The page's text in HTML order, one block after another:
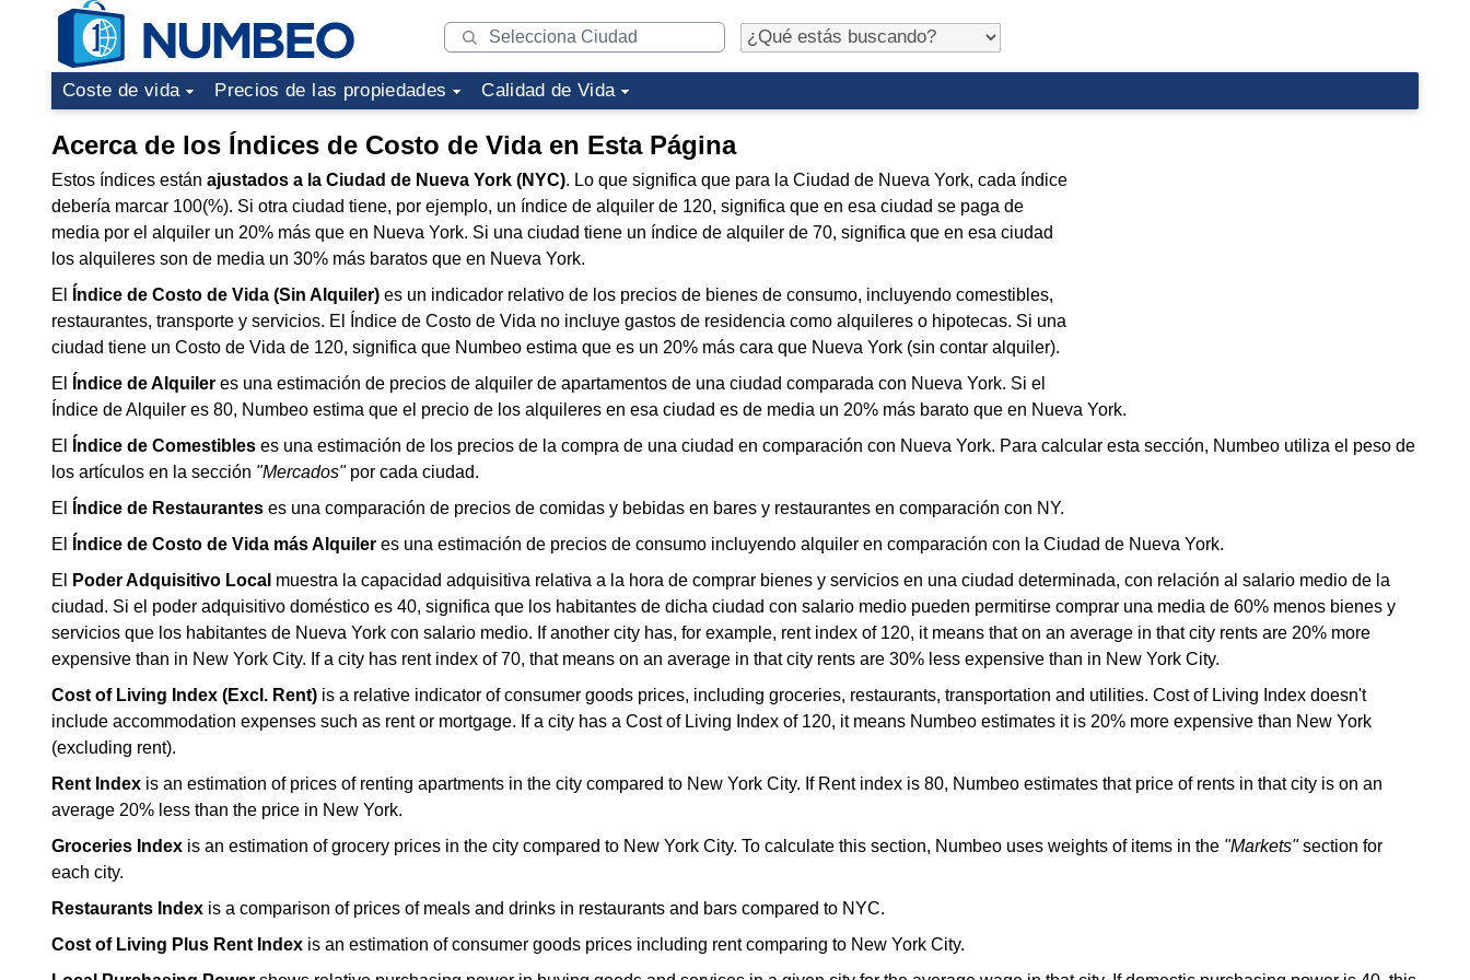
Coste de vida Precios de las propiedades Calidad de Vida
Acerca de los Índices de Costo de Vida en Esta Página
Estos índices están ajustados a la Ciudad de Nueva York (NYC). Lo que significa que para la Ciudad de Nueva York, cada índice
debería marcar 100(%). Si otra ciudad tiene, por ejemplo, un índice de alquiler de 120, significa que en esa ciudad se paga de
media por el alquiler un 20% más que en Nueva York. Si una ciudad tiene un índice de alquiler de 70, significa que en esa ciudad
los alquileres son de media un 30% más baratos que en Nueva York.
El
Índice de Costo de Vida (Sin Alquiler) es un indicador relativo de los precios de bienes de consumo, incluyendo comestibles,
restaurantes, transporte y servicios. El Índice de Costo de Vida no incluye gastos de residencia como alquileres o hipotecas. Si una
ciudad tiene un Costo de Vida de 120, significa que Numbeo estima que es un 20% más cara que Nueva York (sin contar alquiler).
El
Índice de Alquiler es una estimación de precios de alquiler de apartamentos de una ciudad comparada con Nueva York. Si el
Índice de Alquiler es 80, Numbeo estima que el precio de los alquileres en esa ciudad es de media un 20% más barato que en Nueva York.
El
Índice de Comestibles es una estimación de los precios de la compra de una ciudad en comparación con Nueva York. Para calcular esta sección, Numbeo utiliza el peso de
los artículos en la sección "Mercados"por cada ciudad.
El
Índice de Restaurantes es una comparación de precios de comidas y bebidas en bares y restaurantes en comparación con NY.
El
Índice de Costo de Vida más Alquiler es una estimación de precios de consumo incluyendo alquiler en comparación con la Ciudad de Nueva York.
El
Poder Adquisitivo Local muestra la capacidad adquisitiva relativa a la hora de comprar bienes y servicios en una ciudad determinada, con relación al salario medio de la
ciudad. Si el poder adquisitivo doméstico es 40, significa que los habitantes de dicha ciudad con salario medio pueden permitirse comprar una media de 60% menos bienes y
servicios que los habitantes de Nueva York con salario medio. If another city has, for example, rent index of 120, it means that on an average in that city rents are 20% more
expensive than in New York City. If a city has rent index of 70, that means on an average in that city rents are 30% less expensive than in New York City.
Cost of Living Index (Excl. Rent) is a relative indicator of consumer goods prices, including groceries, restaurants, transportation and utilities. Cost of Living Index doesn't
include accommodation expenses such as rent or mortgage. If a city has a Cost of Living Index of 120, it means Numbeo estimates it is 20% more expensive than New York
(excluding rent).
Rent Index is an estimation of prices of renting apartments in the city compared to New York City. If Rent index is 80, Numbeo estimates that price of rents in that city is on an
average 20% less than the price in New York.
Groceries Index is an estimation of grocery prices in the city compared to New York City. To calculate this section, Numbeo uses weights of items in the "Markets"section for
each city.
Restaurants Index is a comparison of prices of meals and drinks in restaurants and bars compared to NYC.
Cost of Living Plus Rent Index is an estimation of consumer goods prices including rent comparing to New York City.